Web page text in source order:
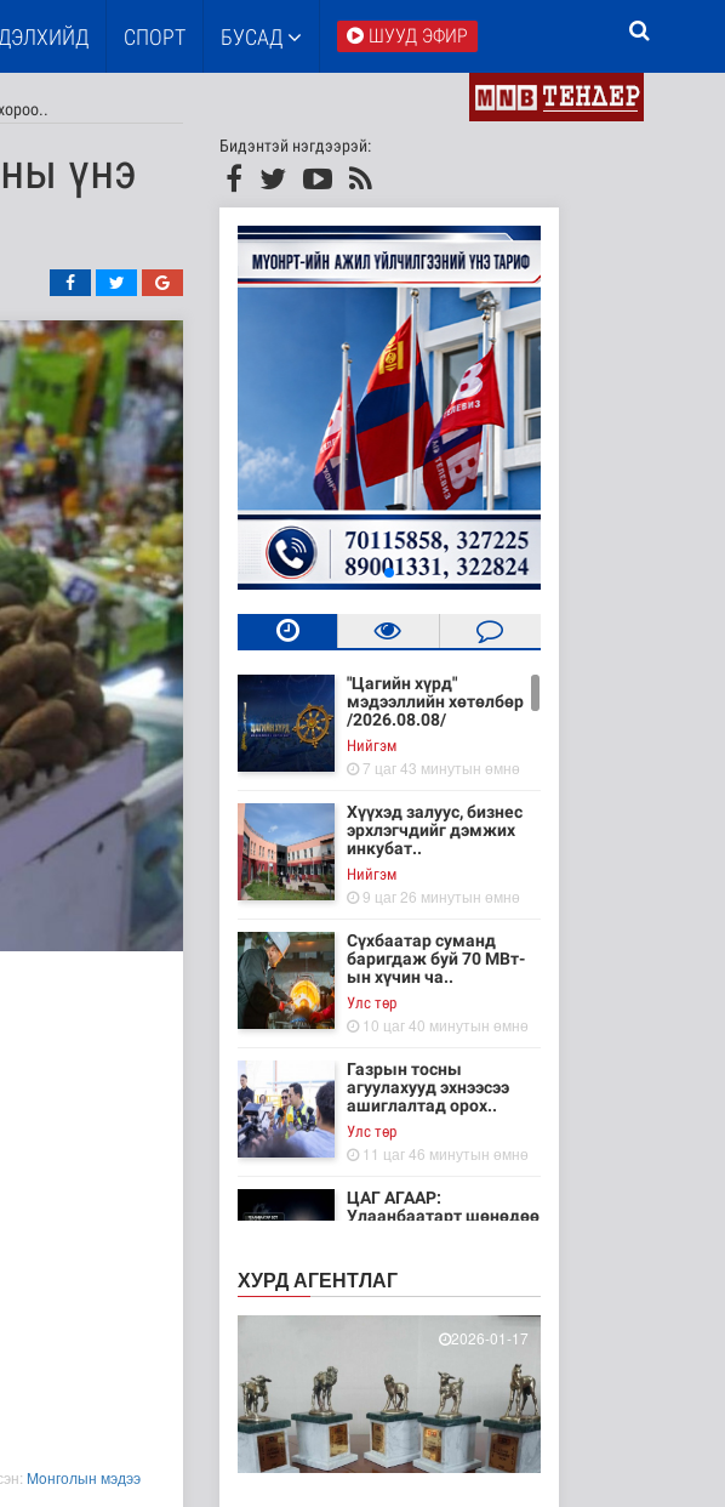
ДЭЛХИЙД СПОРТ БУСАД ШУУД ЭФИР
анхн..
үнэ
Moнголын мэдээ
Бидэнтэй нэгдээрэй:
"Цагийн хүрд"
мэдээллийн хөтөлбөр
/2026.08.08/
Нийгэм
7 цаг 43 минутын өмнө
Хүүхэд залуус, бизнес
эрхлэгчдийг дэмжих
инкубат..
Нийгэм
9 цаг 26 минутын өмнө
Сүхбаатар суманд
баригдаж буй 70 МВт-
ын хүчин ча..
Улс төр
10 цаг 40 минутын өмнө
Газрын тосны
агуулахууд эхнээсээ
ашиглалтад орох..
Улс төр
11 цаг 46 минутын өмнө
ЦАГ АГААР:
Улаанбаатарт шөнөдөө
12 цаг 41 минутын өмнө
аюулгүй орчинд
Нийгэм
13 цаг 30 минутын өмнө
“COP Time”-ийн
өргөтгөсөн хуралдаан
ХУРД АГЕНТЛАГ
2026-01-17